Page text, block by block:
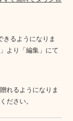
るようになりま
より「編集」にて
れるようになりま
ださい。